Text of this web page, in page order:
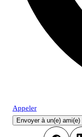
Appeler
Envoyer à un(e) ami(e)